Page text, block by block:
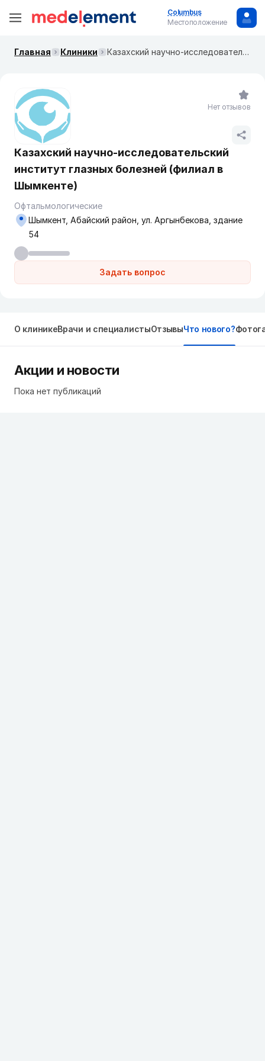
Columbus
Местоположение
Главная Клиники Казахский научно-исследовательский институт глазных болезней (филиал в Шымкенте)
Казахский научно-исследовательский
институт глазных болезней (филиал в
Шымкенте)
Офтальмологические
Задать вопрос
Шымкент, Абайский район, ул. Аргынбекова, здание
54
Нет отзывов
О клиникеВрачи и специалистыОтзывыЧто нового?
Акции и новости
Пока нет публикаций